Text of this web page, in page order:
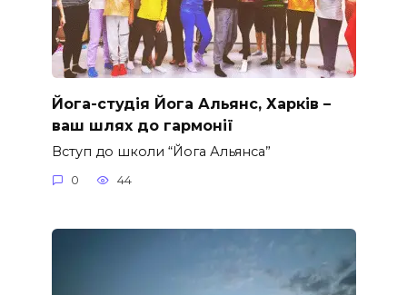
Йога-студія Йога Альянс, Харків –
ваш шлях до гармонії
Вступ до школи “Йога Альянса”
0 44